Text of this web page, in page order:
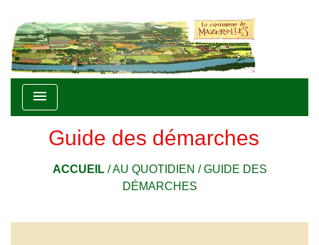
menu
Guide des démarches
ACCUEIL/AU QUOTIDIEN /GUIDE DES
DÉMARCHES